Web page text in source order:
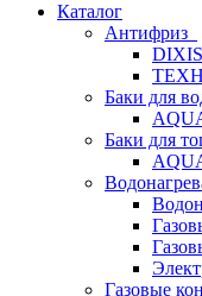
Каталог
Антифриз
DIXIS
Баки для
Баки для
Газовые